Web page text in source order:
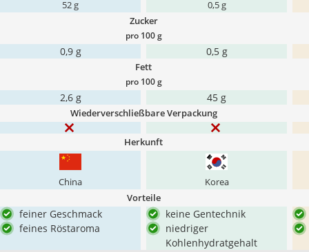
52 g 0,5 g
Zucker
pro 100 g
0,9 g 0,5 g
Fett
pro 100 g
‎2,6 g 45 g
Wiederverschließbare Verpackung
Herkunft
China Korea
Vorteile
feiner Geschmack
feines Röstaroma
keine Gentechnik
niedriger
Kohlenhydratgehalt